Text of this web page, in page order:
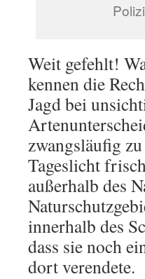
Weit gefehlt!
kennen die
Jagd bei
zwangsläufig
Tageslicht
außerhalb des
innerhalb des
dass sie noch
dort verendete.